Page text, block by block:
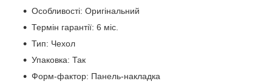
Особливості: Оригінальний
Термін гарантії: 6 міс.
Тип: Чехол
Упаковка: Так
Форм-фактор: Панель-накладка